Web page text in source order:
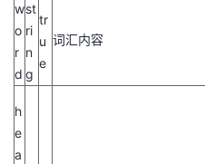
w
o
r
d
st
ri
n
g
tr
u
e
词汇内容
h
e
a